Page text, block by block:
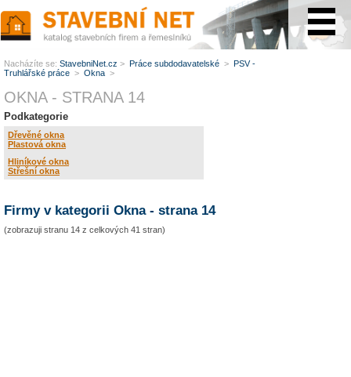
OKNA - STRANA 14
Podkategorie
Dřevěné okna
Plastová okna
Hliníkové okna
Střešní okna
Firmy v kategorii Okna - strana 14
(zobrazuji stranu 14 z celkových 41 stran)
Nacházíte se: StavebniNet.cz > Práce subdodavatelské > PSV -
Truhlářské práce > Okna >